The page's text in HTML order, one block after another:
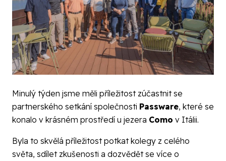
Minulý týden jsme měli příležitost zúčastnit se
partnerského setkání společnosti Passware, které se
konalo v krásném prostředí u jezera Como v Itálii.
Byla to skvělá příležitost potkat kolegy z celého
světa, sdílet zkušenosti a dozvědět se více o